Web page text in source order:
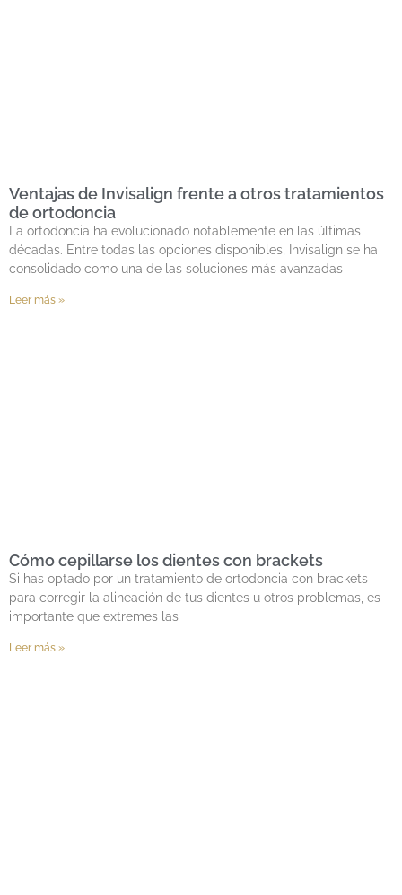
Ventajas de Invisalign frente a otros tratamientos
de ortodoncia
La ortodoncia ha evolucionado notablemente en las últimas
décadas. Entre todas las opciones disponibles, Invisalign se ha
consolidado como una de las soluciones más avanzadas
Leer más »
Cómo cepillarse los dientes con brackets
Si has optado por un tratamiento de ortodoncia con brackets
para corregir la alineación de tus dientes u otros problemas, es
importante que extremes las
Leer más »